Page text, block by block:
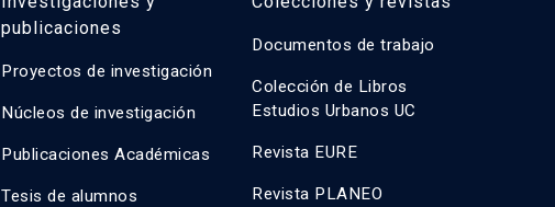
publicaciones
Proyectos de investigación
Núcleos de investigación
Publicaciones Académicas
Tesis de alumnos
Documentos de trabajo
Colección de Libros
Estudios Urbanos UC
Revista EURE
Revista PLANEO